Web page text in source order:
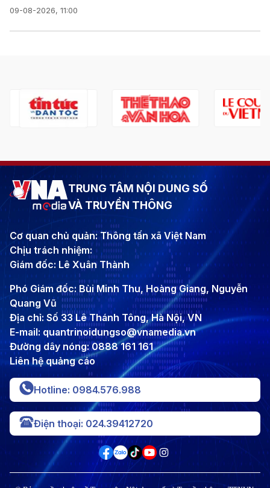
09-08-2026, 11:00
TRUNG TÂM NỘI DUNG SỐ
VÀ TRUYỀN THÔNG
Cơ quan chủ quản: Thông tấn xã Việt Nam
Chịu trách nhiệm:
Giám đốc: Lê Xuân Thành
Phó Giám đốc: Bùi Minh Thu, Hoàng Giang, Nguyễn
Quang Vũ
Địa chỉ: Số 33 Lê Thánh Tông, Hà Nội, VN
E-mail: quantrinoidungso@vnamedia.vn
Đường dây nóng: 0888 161 161
Liên hệ quảng cáo
Hotline: 0984.576.988
Điện thoại: 024.39412720